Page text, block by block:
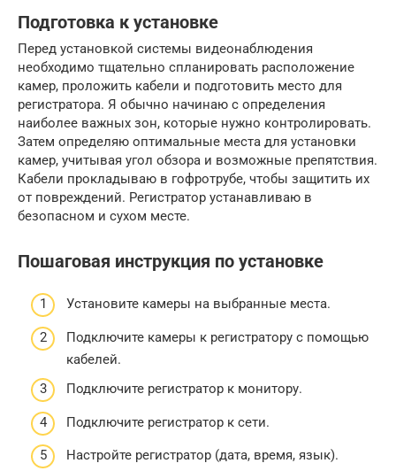
Подготовка к установке
Перед установкой системы видеонаблюдения
необходимо тщательно спланировать расположение
камер, проложить кабели и подготовить место для
регистратора. Я обычно начинаю с определения
наиболее важных зон, которые нужно контролировать.
Затем определяю оптимальные места для установки
камер, учитывая угол обзора и возможные препятствия.
Кабели прокладываю в гофротрубе, чтобы защитить их
от повреждений. Регистратор устанавливаю в
безопасном и сухом месте.
Пошаговая инструкция по установке
Установите камеры на выбранные места.
Подключите камеры к регистратору с помощью
кабелей.
Подключите регистратор к монитору.
Подключите регистратор к сети.
Настройте регистратор (дата, время, язык).